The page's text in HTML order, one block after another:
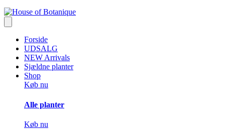
Forside
UDSALG
NEW Arrivals
Sjældne planter
Shop
Køb nu
Alle planter
Køb nu